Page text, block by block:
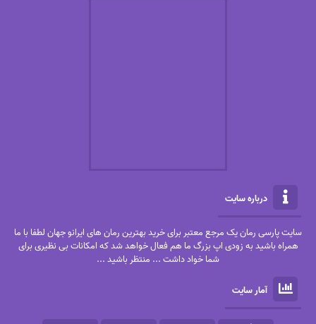
درباره سایت
سایت پارسی رمان یک مرجع معتبر برای خرید بهترین رمان های ایرانو جهان لطفا با ما
همراه باشید به زودی اپ بزرگ ما هم فعال خواهد شد که امکانات بی نظیری برای
شما خواد داشت ... منتظر باشید ...
آمار سایت